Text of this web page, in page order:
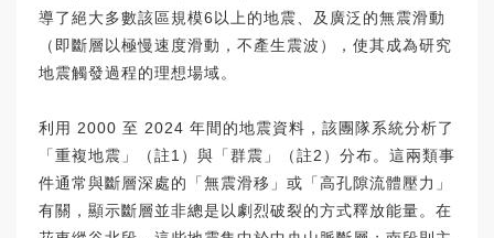
導了絕大多數該區規模6以上的地震、及廣泛的無震滑動
（即斷層以極慢速度滑動，不產生震波），使其成為研究
地震觸發過程的理想場域。
利用 2000 至 2024 年間的地震資料，該團隊系統分析了
「重複地震」（註1）與「群震」（註2）分布。這兩類事
件通常與斷層深處的「無震滑移」或「高孔隙流體壓力」
有關，顯示斷層並非總是以劇烈破裂的方式釋放能量。在